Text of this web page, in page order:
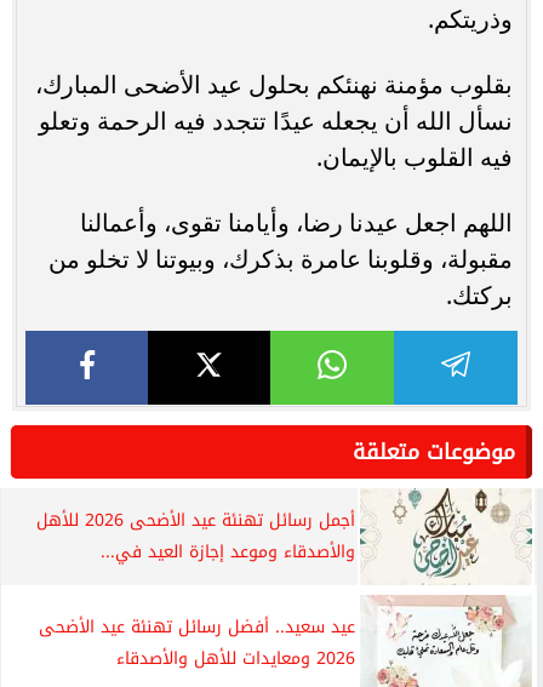
وذريتكم.
بقلوب مؤمنة نهنئكم بحلول عيد الأضحى المبارك،
نسأل الله أن يجعله عيدًا تتجدد فيه الرحمة وتعلو
فيه القلوب بالإيمان.
اللهم اجعل عيدنا رضا، وأيامنا تقوى، وأعمالنا
مقبولة، وقلوبنا عامرة بذكرك، وبيوتنا لا تخلو من
بركتك.
موضوعات متعلقة
أجمل رسائل تهنئة عيد الأضحى 2026 للأهل
والأصدقاء وموعد إجازة العيد في...
عيد سعيد.. أفضل رسائل تهنئة عيد الأضحى
2026 ومعايدات للأهل والأصدقاء